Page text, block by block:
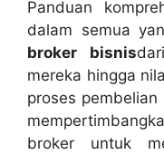
Panduan
dalam semua
broker bisnis
mereka hingga
proses
broker untuk